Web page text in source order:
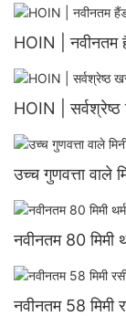
HOIN | नवीनतम
HOIN | सर्वश्रेष्ठ
उच्च गुणवत्ता वाले
नवीनतम 80 मिमी
नवीनतम 58 मिमी